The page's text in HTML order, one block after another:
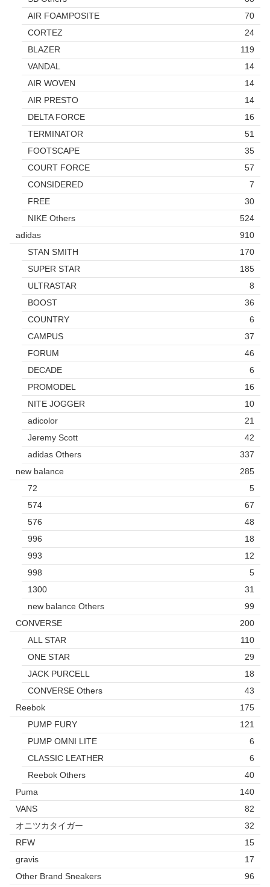
AIR FOAMPOSITE
70
CORTEZ
24
BLAZER
119
VANDAL
14
AIR WOVEN
14
AIR PRESTO
14
DELTA FORCE
16
TERMINATOR
51
FOOTSCAPE
35
COURT FORCE
57
CONSIDERED
7
FREE
30
NIKE Others
524
adidas
910
STAN SMITH
170
SUPER STAR
185
ULTRASTAR
8
BOOST
36
COUNTRY
6
CAMPUS
37
FORUM
46
DECADE
6
PROMODEL
16
NITE JOGGER
10
adicolor
21
Jeremy Scott
42
adidas Others
337
new balance
285
72
5
574
67
576
48
996
18
993
12
998
5
1300
31
new balance Others
99
CONVERSE
200
ALL STAR
110
ONE STAR
29
JACK PURCELL
18
CONVERSE Others
43
Reebok
175
PUMP FURY
121
PUMP OMNI LITE
6
CLASSIC LEATHER
6
Reebok Others
40
Puma
140
VANS
82
オニツカタイガー
32
RFW
15
gravis
17
Other Brand Sneakers
96